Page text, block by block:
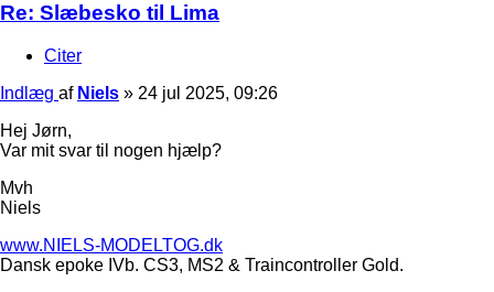
Re: Slæbesko til Lima
Citer
Indlæg af Niels » 24 jul 2025, 09:26
Hej Jørn,
Var mit svar til nogen hjælp?
Mvh
Niels
www.NIELS-MODELTOG.dk
Dansk epoke IVb. CS3, MS2 & Traincontroller Gold.